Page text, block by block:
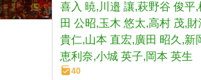
喜入 暁,川邉 讓,萩野谷 俊平
田 公昭,玉木 悠太,高村 茂,
貴仁,山本 直宏,廣田 昭久,新
恵利奈,小城 英子,岡本 英生
40